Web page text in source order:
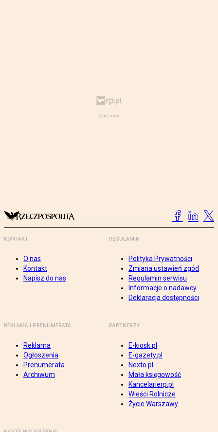
KONTAKT
O nas
Kontakt
Napisz do nas
REGULAMIN
Polityka Prywatności
Zmiana ustawień zgód
Regulamin serwisu
Informacje o nadawcy
Deklaracja dostępności
REKLAMA I PRENUMERATA
Reklama
Ogłoszenia
Prenumerata
Archiwum
PARTNERZY
E-kiosk.pl
E-gazety.pl
Nexto.pl
Mała księgowość
Kancelarierp.pl
Wieści Rolnicze
Życie Warszawy